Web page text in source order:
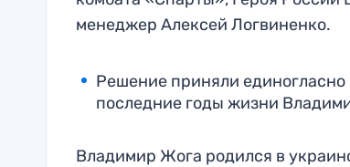
менеджер Алексей Логвиненко.
Решение приняли единогласно
последние годы жизни
Владимир Жога родился в